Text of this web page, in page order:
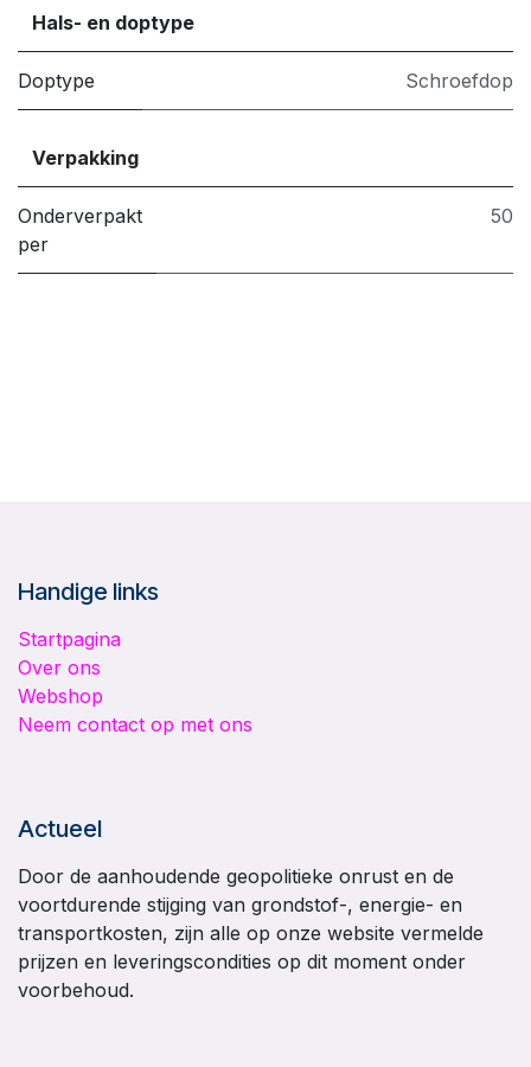
Hals- en doptype
Doptype Schroefdop
Verpakking
Onderverpakt
per
50
Handige links
Startpagina
Over ons
Webshop
Neem contact op met ons
Actueel
Door de aanhoudende geopolitieke onrust en de
voortdurende stijging van grondstof-, energie- en
transportkosten, zijn alle op onze website vermelde
prijzen en leveringscondities op dit moment onder
voorbehoud.